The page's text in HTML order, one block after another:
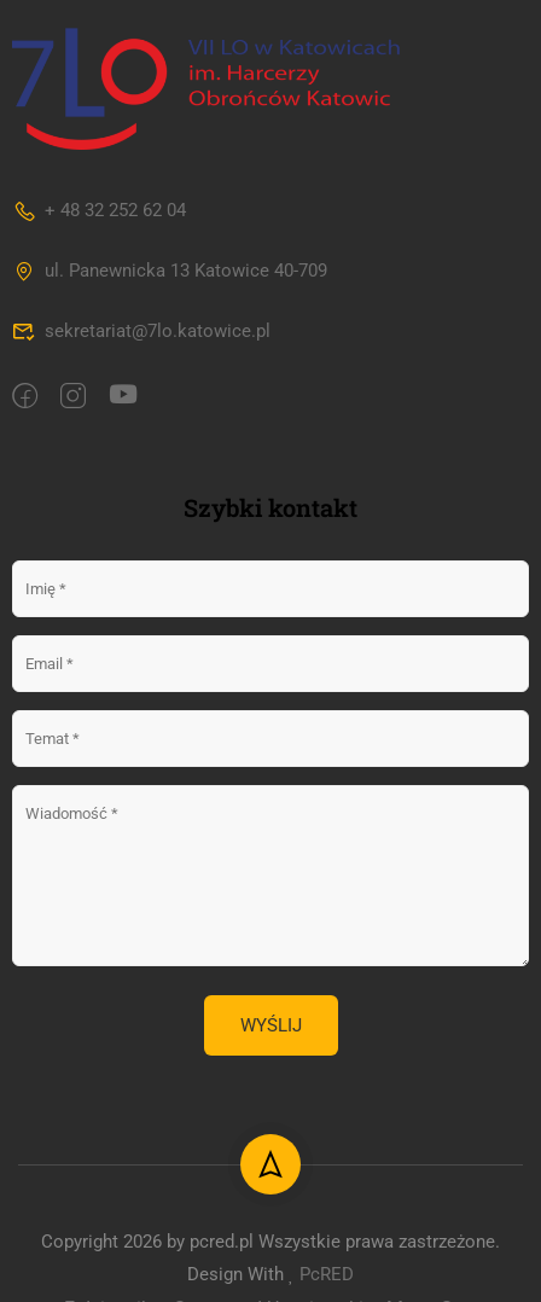
+ 48 32 252 62 04
ul. Panewnicka 13 Katowice 40-709
sekretariat@7lo.katowice.pl
Szybki kontakt
Copyright 2026 by pcred.pl Wszystkie prawa zastrzeżone.
Design With
PcRED